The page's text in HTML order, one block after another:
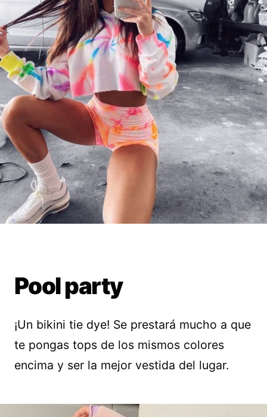
Pool party
¡Un bikini tie dye! Se prestará mucho a que
te pongas tops de los mismos colores
encima y ser la mejor vestida del lugar.